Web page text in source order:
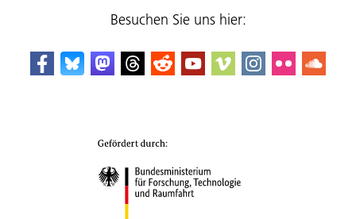
Besuchen Sie uns hier: